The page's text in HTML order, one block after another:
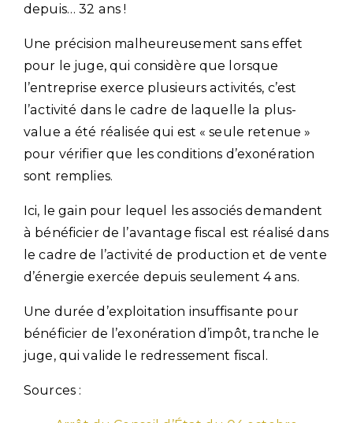
depuis… 32 ans !
Une précision malheureusement sans effet
pour le juge, qui considère que lorsque
l’entreprise exerce plusieurs activités, c’est
l’activité dans le cadre de laquelle la plus-
value a été réalisée qui est « seule retenue »
pour vérifier que les conditions d’exonération
sont remplies.
Ici, le gain pour lequel les associés demandent
à bénéficier de l’avantage fiscal est réalisé dans
le cadre de l’activité de production et de vente
d’énergie exercée depuis seulement 4 ans.
Une durée d’exploitation insuffisante pour
bénéficier de l’exonération d’impôt, tranche le
juge, qui valide le redressement fiscal.
Sources :